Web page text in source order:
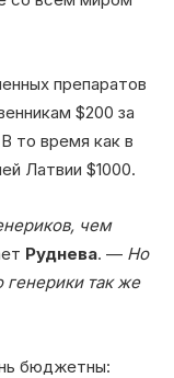
препаратов
$200 за
то время как в
Латвии $1000.
чем
Руднева. — Но
так же
бюджетны: